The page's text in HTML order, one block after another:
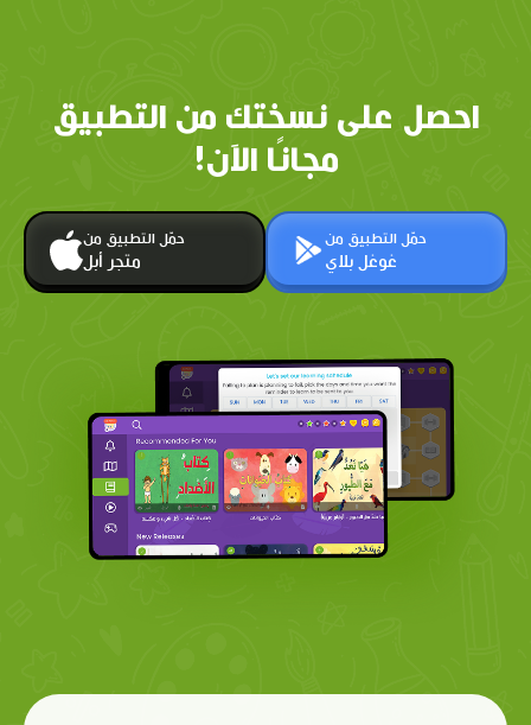
احصل على نسختك من التطبيق
مجانًا الآن!
حمّل التطبيق من
متجر أبل
حمّل التطبيق من
غوغل بلاي